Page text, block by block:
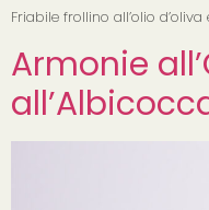
Friabile frollino all’olio
Armonie